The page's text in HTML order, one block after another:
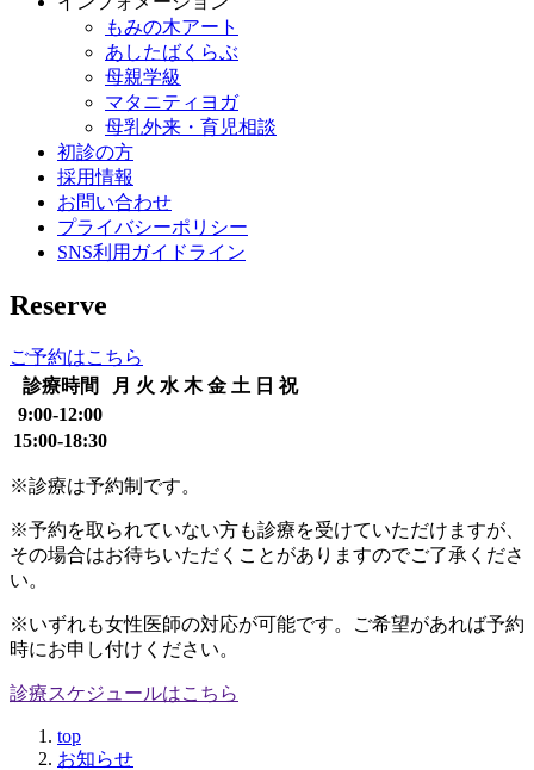
もみの木アート
あしたばくらぶ
母親学級
マタニティヨガ
母乳外来・育児相談
初診の方
採用情報
お問い合わせ
プライバシーポリシー
SNS利用ガイドライン
Reserve
ご予約はこちら
診療時間
月 火 水 木 金 土 日 祝
9:00-12:00
15:00-18:30
※診療は予約制です。
※予約を取られていない方も診療を受けていただけますが、
その場合はお待ちいただくことがありますのでご了承くださ
い。
※いずれも女性医師の対応が可能です。ご希望があれば予約
時にお申し付けください。
診療スケジュールはこちら
top
お知らせ